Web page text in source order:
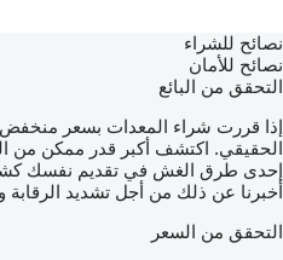
نصائح للشراء
نصائح للأمان
التحقق من البائع
إذا قررت شراء المعدات بسعر منخفض،
الحقيقي. اكتشف أكبر قدر ممكن من
إحدى طرق الغش في تقديم نفسك
أخبرنا عن ذلك من أجل تشديد
التحقق من السعر